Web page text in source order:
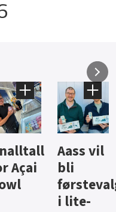
og
fra
Hard
iste fra
Hansa